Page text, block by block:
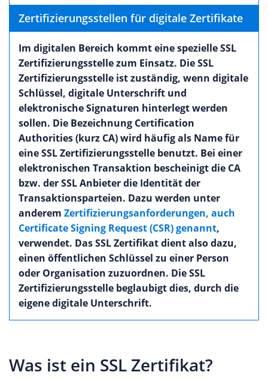
Zertifizierungsstellen für digitale Zertifikate
Im digitalen Bereich kommt eine spezielle SSL
Zertifizierungsstelle zum Einsatz. Die SSL
Zertifizierungsstelle ist zuständig, wenn digitale
Schlüssel, digitale Unterschrift und
elektronische Signaturen hinterlegt werden
sollen. Die Bezeichnung Certification
Authorities (kurz CA) wird häufig als Name für
eine SSL Zertifizierungsstelle benutzt. Bei einer
elektronischen Transaktion bescheinigt die CA
bzw. der SSL Anbieter die Identität der
Transaktionsparteien. Dazu werden unter
anderem Zertifizierungsanforderungen, auch
Certificate Signing Request (CSR) genannt,
verwendet. Das SSL Zertifikat dient also dazu,
einen öffentlichen Schlüssel zu einer Person
oder Organisation zuzuordnen. Die SSL
Zertifizierungsstelle beglaubigt dies, durch die
eigene digitale Unterschrift.
Was ist ein SSL Zertifikat?